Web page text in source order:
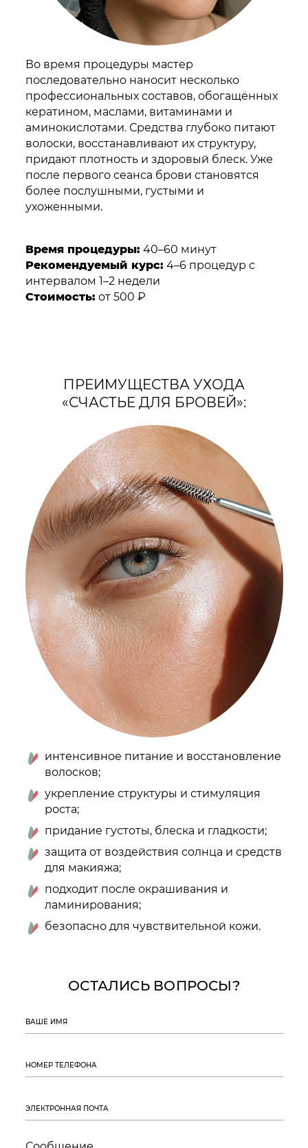
Во время процедуры мастер
последовательно наносит несколько
профессиональных составов, обогащённых
кератином, маслами, витаминами и
аминокислотами. Средства глубоко питают
волоски, восстанавливают их структуру,
придают плотность и здоровый блеск. Уже
после первого сеанса брови становятся
более послушными, густыми и
ухоженными.
Время процедуры: 40–60 минут
Рекомендуемый курс: 4–6 процедур с
интервалом 1–2 недели
Стоимость: от 500 ₽
ПРЕИМУЩЕСТВА УХОДА
«СЧАСТЬЕ ДЛЯ БРОВЕЙ»:
интенсивное питание и восстановление
волосков;
укрепление структуры и стимуляция
роста;
придание густоты, блеска и гладкости;
защита от воздействия солнца и средств
для макияжа;
подходит после окрашивания и
ламинирования;
безопасно для чувствительной кожи.
ОСТАЛИСЬ ВОПРОСЫ?
ВАШЕ ИМЯ
НОМЕР ТЕЛЕФОНА
ЭЛЕКТРОННАЯ ПОЧТА